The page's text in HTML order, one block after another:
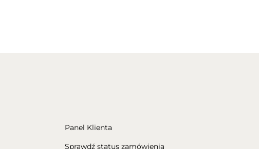
Panel Klienta
Sprawdź status zamówienia